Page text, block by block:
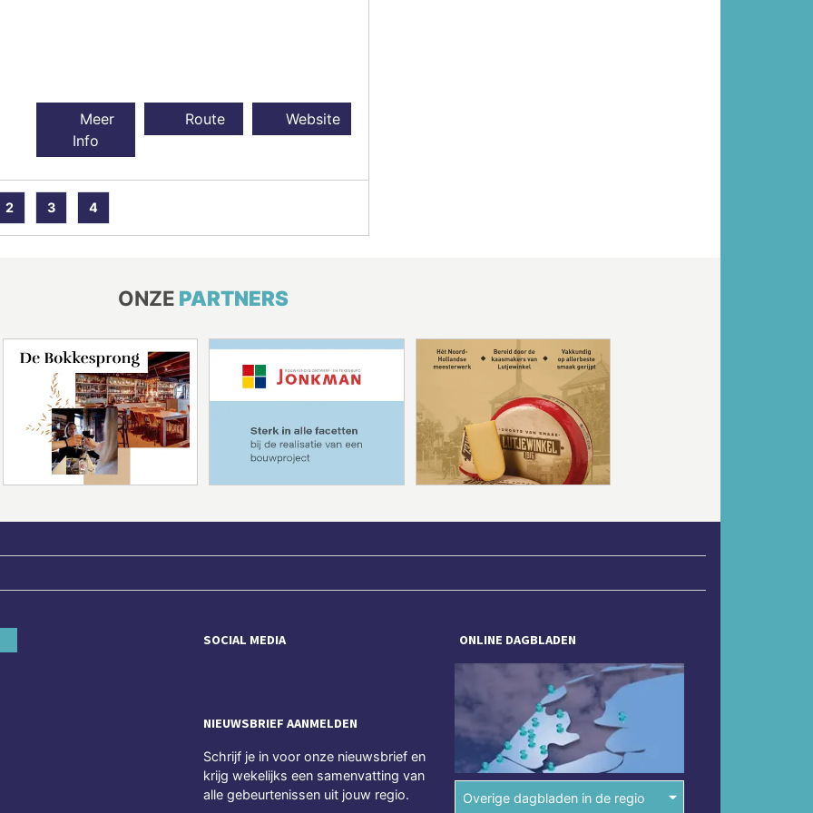
Meer
Info
Route Website
2 3 4
ONZE PARTNERS
SOCIAL MEDIA
NIEUWSBRIEF AANMELDEN
Schrijf je in voor onze nieuwsbrief en
krijg wekelijks een samenvatting van
alle gebeurtenissen uit jouw regio.
ONLINE DAGBLADEN
Overige dagbladen in de regio